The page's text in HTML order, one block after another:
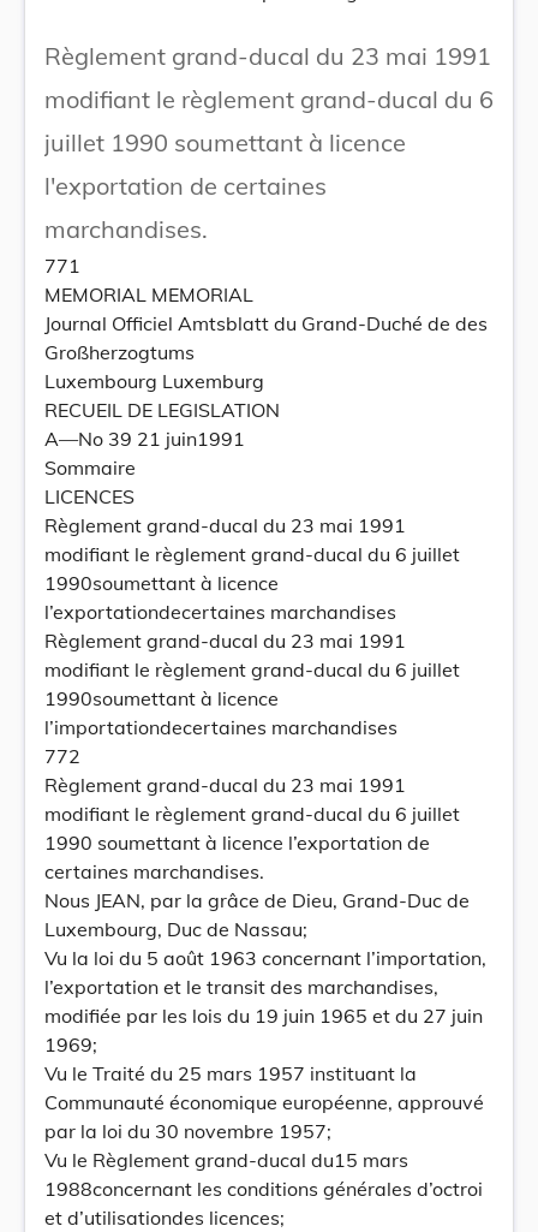
Règlement grand-ducal du 23 mai 1991
modifiant le règlement grand-ducal du 6
juillet 1990 soumettant à licence
l'exportation de certaines
marchandises.
771
MEMORIAL MEMORIAL
Journal Officiel Amtsblatt du Grand-Duché de des
Großherzogtums
Luxembourg Luxemburg
RECUEIL DE LEGISLATION
A—No 39 21 juin1991
Sommaire
LICENCES
Règlement grand-ducal du 23 mai 1991
modifiant le règlement grand-ducal du 6 juillet
1990soumettant à licence
l’exportationdecertaines marchandises
Règlement grand-ducal du 23 mai 1991
modifiant le règlement grand-ducal du 6 juillet
1990soumettant à licence
l’importationdecertaines marchandises
772
Règlement grand-ducal du 23 mai 1991
modifiant le règlement grand-ducal du 6 juillet
1990 soumettant à licence l’exportation de
certaines marchandises.
Nous JEAN, par la grâce de Dieu, Grand-Duc de
Luxembourg, Duc de Nassau;
Vu la loi du 5 août 1963 concernant l’importation,
l’exportation et le transit des marchandises,
modifiée par les lois du 19 juin 1965 et du 27 juin
1969;
Vu le Traité du 25 mars 1957 instituant la
Communauté économique européenne, approuvé
par la loi du 30 novembre 1957;
Vu le Règlement grand-ducal du15 mars
1988concernant les conditions générales d’octroi
et d’utilisationdes licences;